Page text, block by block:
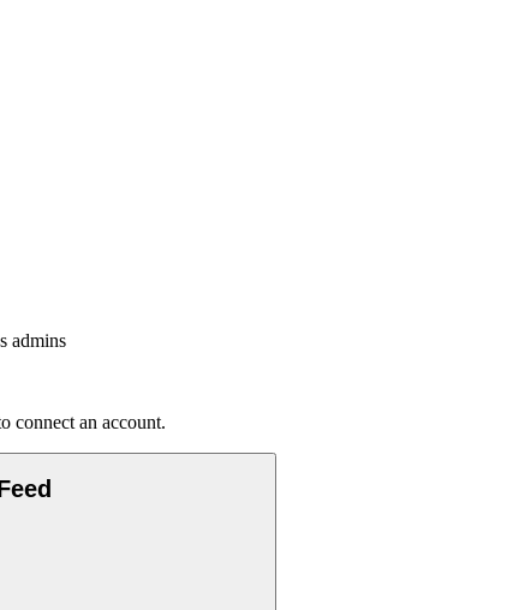
admins
connect an account.